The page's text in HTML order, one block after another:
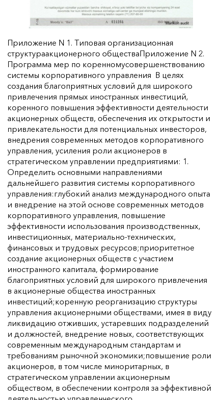
Приложение N 1. Типовая организационная
структураакционерного обществаПриложение N 2.
Программа мер по коренномусовершенствованию
системы корпоративного управления В целях
создания благоприятных условий для широкого
привлечения прямых иностранных инвестиций,
коренного повышения эффективности деятельности
акционерных обществ, обеспечения их открытости и
привлекательности для потенциальных инвесторов,
внедрения современных методов корпоративного
управления, усиления роли акционеров в
стратегическом управлении предприятиями: 1.
Определить основными направлениями
дальнейшего развития системы корпоративного
управления:глубокий анализ международного опыта
и внедрение на этой основе современных методов
корпоративного управления, повышение
эффективности использования производственных,
инвестиционных, материально-технических,
финансовых и трудовых ресурсов;приоритетное
создание акционерных обществ с участием
иностранного капитала, формирование
благоприятных условий для широкого привлечения
в акционерные общества иностранных
инвестиций;коренную реорганизацию структуры
управления акционерными обществами, имея в виду
ликвидацию отживших, устаревших подразделений
и должностей, внедрение новых, соответствующих
современным международным стандартам и
требованиям рыночной экономики;повышение роли
акционеров, в том числе миноритарных, в
стратегическом управлении акционерным
обществом, в обеспечении контроля за эффективной